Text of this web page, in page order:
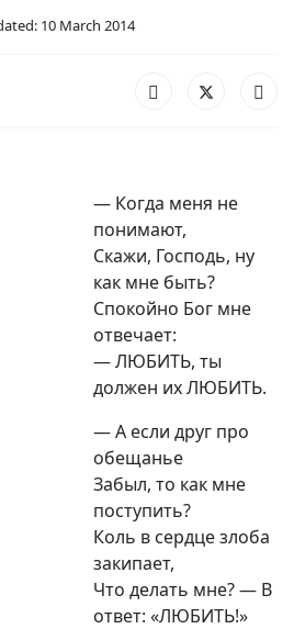
10 March 2014
— Когда меня не
понимают,
Скажи, Господь, ну
как мне быть?
Спокойно Бог мне
отвечает:
— ЛЮБИТЬ, ты
должен их ЛЮБИТЬ.
— А если друг про
обещанье
Забыл, то как мне
поступить?
Коль в сердце злоба
закипает,
Что делать мне? — В
ответ: «ЛЮБИТЬ!»